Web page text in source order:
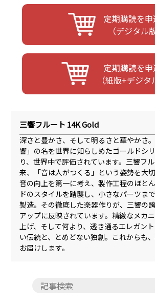
定期購読を
（デジタル
定期購読を
（紙版+デジタ
三響フルート 14K Gold
深さと豊かさ、そして明るさと華やかさ
響」の名を世界に知らしめたゴールドシ
り、世界中で評価されています。三響フ
来、「音は人がつくる」という姿勢を大切
音の向上を第一に考え、製作工程のほと
ドのスタイルを踏襲し、小さなパーツま
製造。その徹底した楽器作りが、三響の
アップに反映されています。精緻なメカ
上げ、そして何より、透き通るエレガン
い伝統と、とめどない独創。これからも
お届けします。